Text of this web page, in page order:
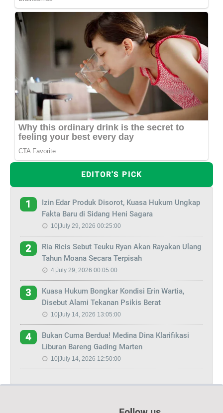
EDITOR'S PICK
1
Izin Edar Produk Disorot, Kuasa Hukum Ungkap
Fakta Baru di Sidang Heni Sagara
10|July 29, 2026 00:25:00
2
Ria Ricis Sebut Teuku Ryan Akan Rayakan Ulang
Tahun Moana Secara Terpisah
4|July 29, 2026 00:05:00
3
Kuasa Hukum Bongkar Kondisi Erin Wartia,
Disebut Alami Tekanan Psikis Berat
10|July 14, 2026 13:05:00
4
Bukan Cuma Berdua! Medina Dina Klarifikasi
Liburan Bareng Gading Marten
10|July 14, 2026 12:50:00